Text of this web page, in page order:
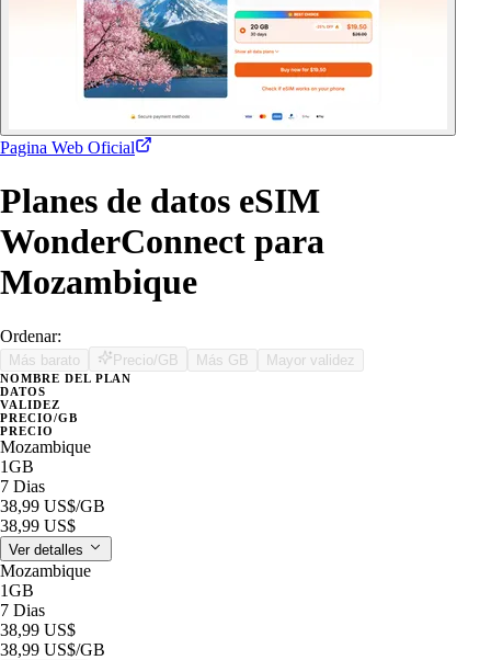
Pagina Web Oficial
Planes de datos eSIM
WonderConnect para
Mozambique
Ordenar:
Más barato Precio/GB Más GB Mayor validez
NOMBRE DEL PLAN
DATOS
VALIDEZ
PRECIO/GB
PRECIO
Mozambique
1GB
7 Dias
38,99 US$/GB
38,99 US$
Ver detalles
Mozambique
1GB
7 Dias
38,99 US$
38,99 US$/GB